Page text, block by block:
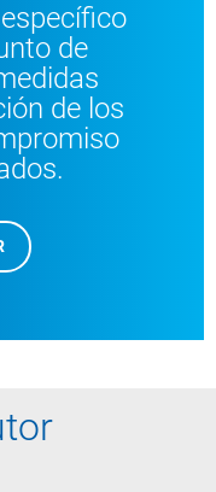
de
de los